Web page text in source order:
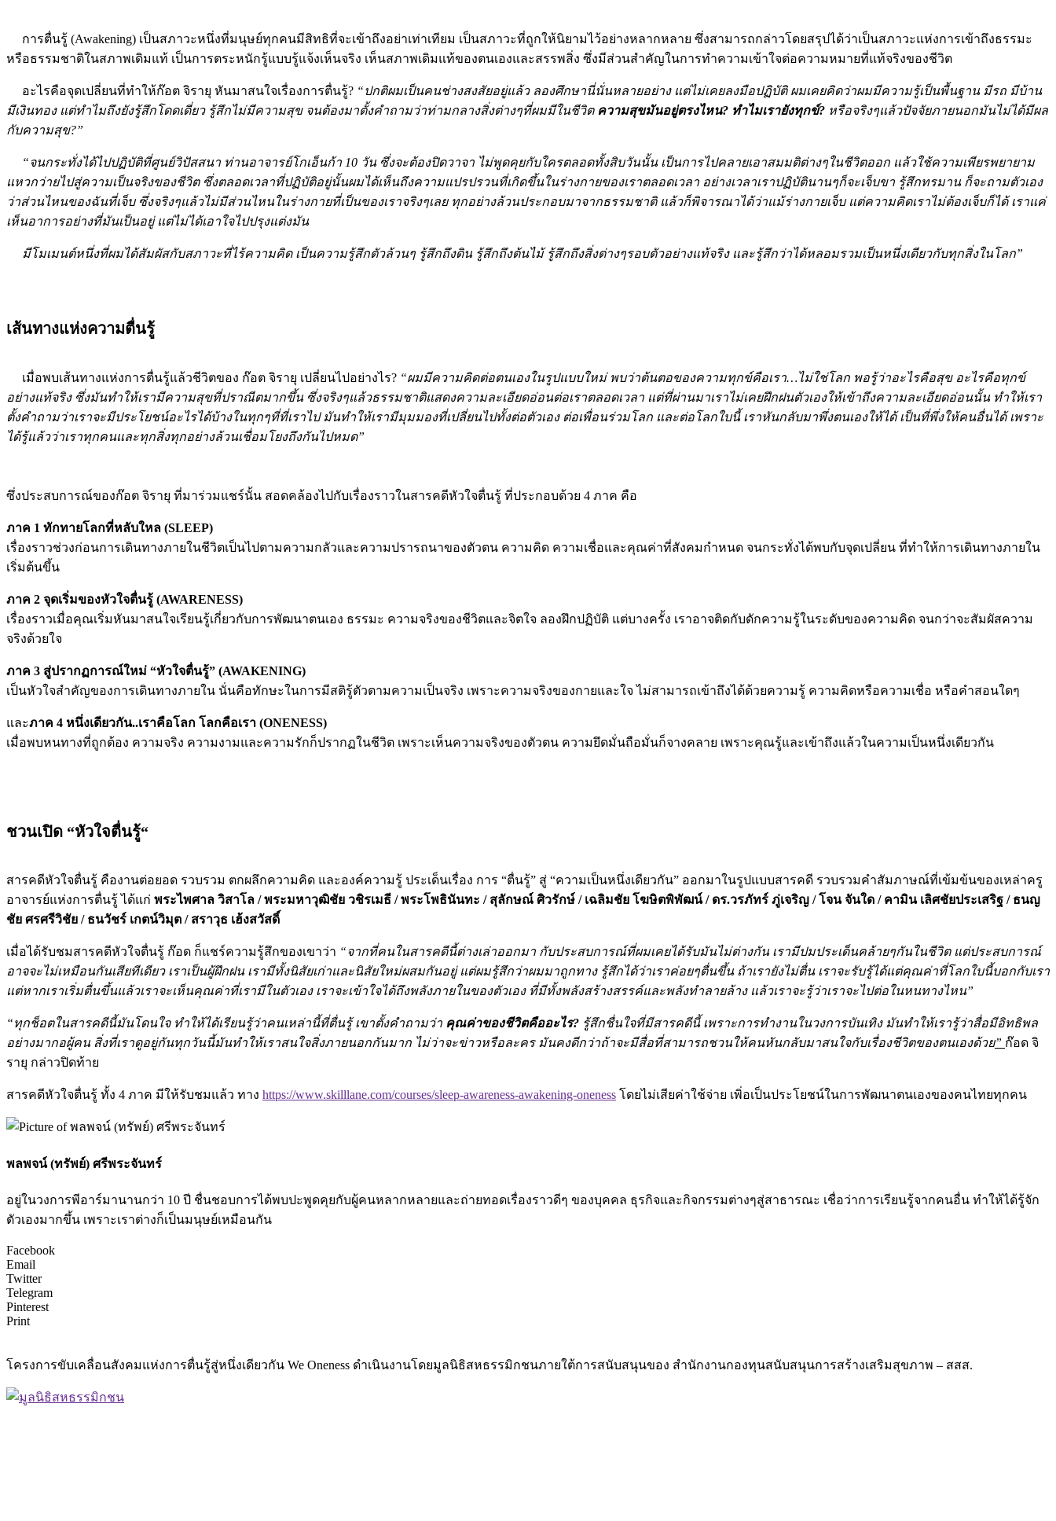
การตื่นรู้ (Awakening) เป็นสภาวะหนึ่งที่มนุษย์ทุกคนมีสิทธิที่จะเข้าถึงอย่าเท่าเทียม เป็นสภาวะที่ถูกให้นิยามไว้อย่างหลากหลาย ซึ่งสามารถกล่าวโดยสรุปได้ว่าเป็นสภาวะแห่งการเข้าถึงธรรมะ
หรือธรรมชาติในสภาพเดิมแท้ เป็นการตระหนักรู้แบบรู้แจ้งเห็นจริง เห็นสภาพเดิมแท้ของตนเองและสรรพสิ่ง ซึ่งมีส่วนสำคัญในการทำความเข้าใจต่อความหมายที่แท้จริงของชีวิต
อะไรคือจุดเปลี่ยนที่ทำให้ก๊อต จิรายุ หันมาสนใจเรื่องการตื่นรู้? “ปกติผมเป็นคนช่างสงสัยอยู่แล้ว ลองศึกษานี่นั่นหลายอย่าง แต่ไม่เคยลงมือปฏิบัติ ผมเคยคิดว่าผมมีความรู้เป็นพื้นฐาน มีรถ มีบ้าน
มีเงินทอง แต่ทำไมถึงยังรู้สึกโดดเดี่ยว รู้สึกไม่มีความสุข จนต้องมาตั้งคำถามว่าท่ามกลางสิ่งต่างๆที่ผมมีในชีวิตความสุขมันอยู่ตรงไหน? ทำไมเรายังทุกข์? หรือจริงๆแล้วปัจจัยภายนอกมันไม่ได้มีผล
กับความสุข?”
“จนกระทั่งได้ไปปฏิบัติที่ศูนย์วิปัสสนา ท่านอาจารย์โกเอ็นก้า 10 วัน ซึ่งจะต้องปิดวาจา ไม่พูดคุยกับใครตลอดทั้งสิบวันนั้น เป็นการไปคลายเอาสมมติต่างๆในชีวิตออก แล้วใช้ความเพียรพยายาม
แหวกว่ายไปสู่ความเป็นจริงของชีวิต ซึ่งตลอดเวลาที่ปฏิบัติอยู่นั้นผมได้เห็นถึงความแปรปรวนที่เกิดขึ้นในร่างกายของเราตลอดเวลา อย่างเวลาเราปฏิบัตินานๆก็จะเจ็บขา รู้สึกทรมาน ก็จะถามตัวเอง
ว่าส่วนไหนของฉันที่เจ็บ ซึ่งจริงๆแล้วไม่มีส่วนไหนในร่างกายที่เป็นของเราจริงๆเลย ทุกอย่างล้วนประกอบมาจากธรรมชาติ แล้วก็พิจารณาได้ว่าแม้ร่างกายเจ็บ แต่ความคิดเราไม่ต้องเจ็บก็ได้ เราแค่
เห็นอาการอย่างที่มันเป็นอยู่ แต่ไม่ได้เอาใจไปปรุงแต่งมัน
มีโมเมนต์หนึ่งที่ผมได้สัมผัสกับสภาวะที่ไร้ความคิด เป็นความรู้สึกตัวล้วนๆ รู้สึกถึงดิน รู้สึกถึงต้นไม้ รู้สึกถึงสิ่งต่างๆรอบตัวอย่างแท้จริง และรู้สึกว่าได้หลอมรวมเป็นหนึ่งเดียวกับทุกสิ่งในโลก”
เส้นทางแห่งความตื่นรู้
เมื่อพบเส้นทางแห่งการตื่นรู้แล้วชีวิตของ ก๊อต จิรายุ เปลี่ยนไปอย่างไร? “ผมมีความคิดต่อตนเองในรูปแบบใหม่ พบว่าต้นตอของความทุกข์คือเรา…ไม่ใช่โลก พอรู้ว่าอะไรคือสุข อะไรคือทุกข์
อย่างแท้จริง ซึ่งมันทำให้เรามีความสุขที่ปราณีตมากขึ้น ซึ่งจริงๆแล้วธรรมชาติแสดงความละเอียดอ่อนต่อเราตลอดเวลา แต่ที่ผ่านมาเราไม่เคยฝึกฝนตัวเองให้เข้าถึงความละเอียดอ่อนนั้น ทำให้เรา
ตั้งคำถามว่าเราจะมีประโยชน์อะไรได้บ้างในทุกๆที่ที่เราไป มันทำให้เรามีมุมมองที่เปลี่ยนไปทั้งต่อตัวเอง ต่อเพื่อนร่วมโลก และต่อโลกใบนี้ เราหันกลับมาพึ่งตนเองให้ได้ เป็นที่พึ่งให้คนอื่นได้ เพราะ
ได้รู้แล้วว่าเราทุกคนและทุกสิ่งทุกอย่างล้วนเชื่อมโยงถึงกันไปหมด”
ซึ่งประสบการณ์ของก๊อต จิรายุ ที่มาร่วมแชร์นั้น สอดคล้องไปกับเรื่องราวในสารคดีหัวใจตื่นรู้ ที่ประกอบด้วย 4 ภาค คือ
ภาค 1 ทักทายโลกที่หลับใหล (SLEEP)
เรื่องราวช่วงก่อนการเดินทางภายในชีวิตเป็นไปตามความกลัวและความปรารถนาของตัวตน ความคิด ความเชื่อและคุณค่าที่สังคมกำหนด จนกระทั่งได้พบกับจุดเปลี่ยน ที่ทำให้การเดินทางภายใน
เริ่มต้นขึ้น
ภาค 2 จุดเริ่มของหัวใจตื่นรู้ (AWARENESS)
เรื่องราวเมื่อคุณเริ่มหันมาสนใจเรียนรู้เกี่ยวกับการพัฒนาตนเอง ธรรมะ ความจริงของชีวิตและจิตใจ ลองฝึกปฏิบัติ แต่บางครั้ง เราอาจติดกับดักความรู้ในระดับของความคิด จนกว่าจะสัมผัสความ
จริงด้วยใจ
ภาค 3 สู่ปรากฏการณ์ใหม่ “หัวใจตื่นรู้” (AWAKENING)
เป็นหัวใจสำคัญของการเดินทางภายใน นั่นคือทักษะในการมีสติรู้ตัวตามความเป็นจริง เพราะความจริงของกายและใจ ไม่สามารถเข้าถึงได้ด้วยความรู้ ความคิดหรือความเชื่อ หรือคำสอนใดๆ
และภาค 4 หนึ่งเดียวกัน..เราคือโลก โลกคือเรา (ONENESS)
เมื่อพบหนทางที่ถูกต้อง ความจริง ความงามและความรักก็ปรากฏในชีวิต เพราะเห็นความจริงของตัวตน ความยึดมั่นถือมั่นก็จางคลาย เพราะคุณรู้และเข้าถึงแล้วในความเป็นหนึ่งเดียวกัน
ชวนเปิด “หัวใจตื่นรู้“
สารคดีหัวใจตื่นรู้ คืองานต่อยอด รวบรวม ตกผลึกความคิด และองค์ความรู้ ประเด็นเรื่อง การ “ตื่นรู้” สู่ “ความเป็นหนึ่งเดียวกัน” ออกมาในรูปแบบสารคดี รวบรวมคำสัมภาษณ์ที่เข้มข้นของเหล่าครู
อาจารย์แห่งการตื่นรู้ ได้แก่ พระไพศาล วิสาโล / พระมหาวุฒิชัย วชิรเมธี / พระโพธินันทะ / สุลักษณ์ ศิวรักษ์ / เฉลิมชัย โฆษิตพิพัฒน์ / ดร.วรภัทร์ ภู่เจริญ / โจน จันใด / คามิน เลิศชัยประเสริฐ / ธนญ
ชัย ศรศรีวิชัย / ธนวัชร์ เกตน์วิมุต / สราวุธ เฮ้งสวัสดิ์
เมื่อได้รับชมสารคดีหัวใจตื่นรู้ ก๊อด ก็แชร์ความรู้สึกของเขาว่า “จากที่คนในสารคดีนี้ต่างเล่าออกมา กับประสบการณ์ที่ผมเคยได้รับมันไม่ต่างกัน เรามีปมประเด็นคล้ายๆกันในชีวิต แต่ประสบการณ์
อาจจะไม่เหมือนกันเสียทีเดียว เราเป็นผู้ฝึกฝน เรามีทั้งนิสัยเก่าและนิสัยใหม่ผสมกันอยู่ แต่ผมรู้สึกว่าผมมาถูกทาง รู้สึกได้ว่าเราค่อยๆตื่นขึ้น ถ้าเรายังไม่ตื่น เราจะรับรู้ได้แต่คุณค่าที่โลกใบนี้บอกกับเรา
แต่หากเราเริ่มตื่นขึ้นแล้วเราจะเห็นคุณค่าที่เรามีในตัวเอง เราจะเข้าใจได้ถึงพลังภายในของตัวเอง ที่มีทั้งพลังสร้างสรรค์และพลังทำลายล้าง แล้วเราจะรู้ว่าเราจะไปต่อในหนทางไหน”
“ทุกช็อตในสารคดีนี้มันโดนใจ ทำให้ได้เรียนรู้ว่าคนเหล่านี้ที่ตื่นรู้ เขาตั้งคำถามว่า คุณค่าของชีวิตคืออะไร? รู้สึกชื่นใจที่มีสารคดีนี้ เพราะการทำงานในวงการบันเทิง มันทำให้เรารู้ว่าสื่อมีอิทธิพล
อย่างมากอผู้คน สิ่งที่เราดูอยู่กันทุกวันนี้มันทำให้เราสนใจสิ่งภายนอกกันมาก ไม่ว่าจะข่าวหรือละคร มันคงดีกว่าถ้าจะมีสื่อที่สามารถชวนให้คนหันกลับมาสนใจกับเรื่องชีวิตของตนเองด้วย” ก๊อด จิ
รายุ กล่าวปิดท้าย
สารคดีหัวใจตื่นรู้ ทั้ง 4 ภาค มีให้รับชมแล้ว ทาง https://www.skilllane.com/courses/sleep-awareness-awakening-oneness โดยไม่เสียค่าใช้จ่าย เพิ่อเป็นประโยชน์ในการพัฒนาตนเองของคนไทยทุกคน
พลพจน์ (ทรัพย์) ศรีพระจันทร์
อยู่ในวงการพีอาร์มานานกว่า 10 ปี ชื่นชอบการได้พบปะพูดคุยกับผู้คนหลากหลายและถ่ายทอดเรื่องราวดีๆ ของบุคคล ธุรกิจและกิจกรรมต่างๆสู่สาธารณะ เชื่อว่าการเรียนรู้จากคนอื่น ทำให้ได้รู้จัก
ตัวเองมากขึ้น เพราะเราต่างก็เป็นมนุษย์เหมือนกัน
Facebook
Email
Twitter
Telegram
Pinterest
Print
โครงการขับเคลื่อนสังคมแห่งการตื่นรู้สู่หนึ่งเดียวกัน We Oneness ดำเนินงานโดยมูลนิธิสหธรรมิกชนภายใต้การสนับสนุนของ สำนักงานกองทุนสนับสนุนการสร้างเสริมสุขภาพ – สสส.